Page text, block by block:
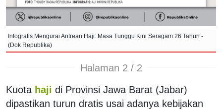
Infografis Mengurai Antrean Haji: Masa Tunggu Kini Seragam 26 Tahun -
(Dok Republika)
Halaman 2 / 2
Kuotahaji di Provinsi Jawa Barat (Jabar)
dipastikan turun dratis usai adanya kebijakan